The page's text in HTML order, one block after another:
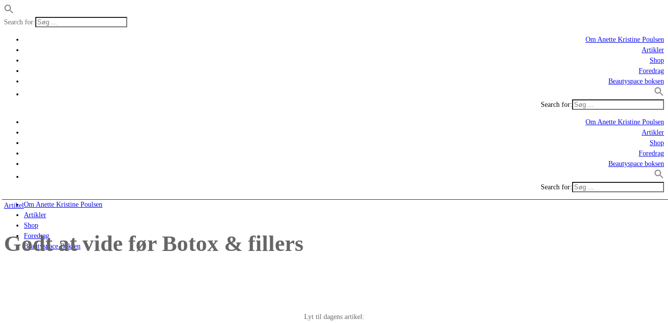
Search for:
Om Anette Kristine Poulsen
Artikler
Shop
Foredrag
Beautyspace boksen
Search for:
Om Anette Kristine Poulsen
Artikler
Shop
Foredrag
Beautyspace boksen
Search for:
Om Anette Kristine Poulsen
Artikler
Shop
Foredrag
Beautyspace Boksen
Artikel
Godt at vide før Botox & fillers
Lyt til dagens artikel: